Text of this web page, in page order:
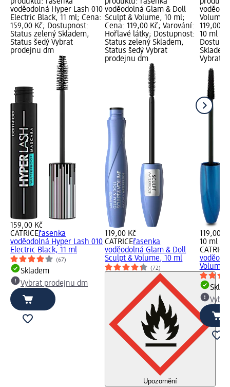
produktu: řasenka
voděodolná Hyper Lash 010
Electric Black, 11 ml; Cena:
159,00 Kč; Dostupnost:
Status zelený Skladem,
Status šedý Vybrat
prodejnu dm
159,00 Kč
CATRICEřasenka
voděodolná Hyper Lash 010
Electric Black, 11 ml
(67)
Skladem
Vybrat prodejnu dm
produktu: řasenka
voděodolná Glam & Doll
Sculpt & Volume, 10 ml;
Cena: 119,00 Kč; Varování:
Hořlavé látky; Dostupnost:
Status zelený Skladem,
Status šedý Vybrat
prodejnu dm
119,00 Kč
CATRICEřasenka
voděodolná Glam & Doll
Sculpt & Volume, 10 ml
(72)
Upozornění
Volume,
119,00
10 ml
Vybrat
119,00
10 ml
CATRICE
Volume,